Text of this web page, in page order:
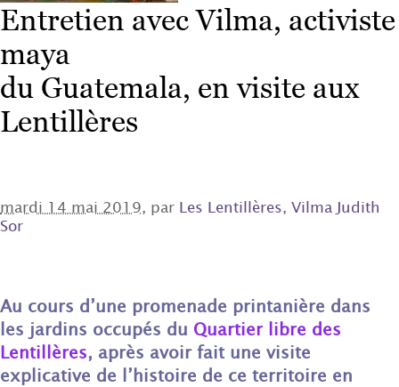
Entretien avec Vilma, activiste
maya
du Guatemala, en visite aux
Lentillères
mardi 14 mai 2019, par Les Lentillères, Vilma Judith
Sor
Au cours d’une promenade printanière dans
les jardins occupés du Quartier libre des
Lentillères, après avoir fait une visite
explicative de l’histoire de ce territoire en